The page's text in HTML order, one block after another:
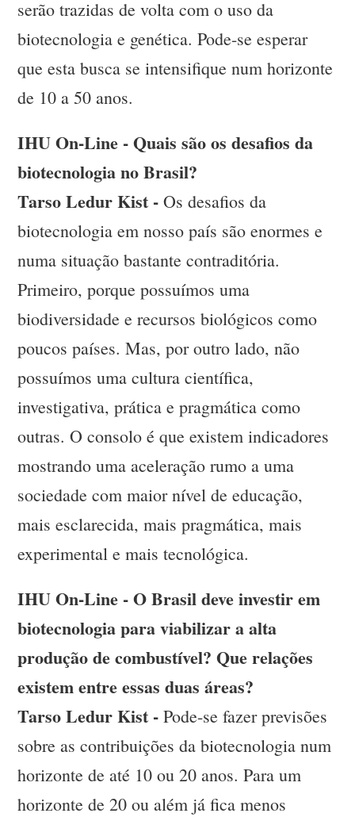
serão trazidas de volta com o uso da
biotecnologia e genética. Pode-se esperar
que esta busca se intensifique num horizonte
de 10 a 50 anos.
IHU On-Line - Quais são os desafios da
biotecnologia no Brasil?
Tarso Ledur Kist - Os desafios da
biotecnologia em nosso país são enormes e
numa situação bastante contraditória.
Primeiro, porque possuímos uma
biodiversidade e recursos biológicos como
poucos países. Mas, por outro lado, não
possuímos uma cultura científica,
investigativa, prática e pragmática como
outras. O consolo é que existem indicadores
mostrando uma aceleração rumo a uma
sociedade com maior nível de educação,
mais esclarecida, mais pragmática, mais
experimental e mais tecnológica.
IHU On-Line - O Brasil deve investir em
biotecnologia para viabilizar a alta
produção de combustível? Que relações
existem entre essas duas áreas?
Tarso Ledur Kist - Pode-se fazer previsões
sobre as contribuições da biotecnologia num
horizonte de até 10 ou 20 anos. Para um
horizonte de 20 ou além já fica menos